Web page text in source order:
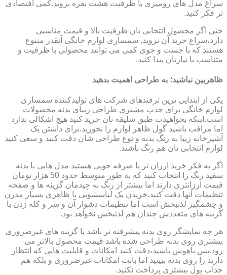
سراغ مدل های رومیزی با ظرفیت هشت نفره بروید.کمی اقتصادی
تر فکر کنید.
حتی اگر محصول انتخابی تان ظرفیت بالا و قیمت مناسبی
دارد،سراغ خرید آن نروید. سمساری لوازم خانگی آنقدر متنوع
هستند که با جست و جوی کمی می توانید محصولی با ظرفیت و
متناسب با نیازتان پیدا کنید.
ظاهربین نباشید؛ به طراحی اهمیت بدهید
یکی از ابتدایی ترین ترفندهای شرکت های تولیدکننده سمساری
لوازم خانگی برای جذب مشتری طراحی زیبای بدنه محصولات
است.اینکه بخواهیدت طبق سلیقه تان خرید کنید هیچ اشکالی ندارد
اما مراقب باشید گول ظاهر لوازم را نخورید.برای داشتن یک
آشپزخانه زیبا به رنگ بدنه و نوع طراحی شان دقت کنید و سعی کنید
لوازم انتخابی تان هم رنگ باشند.
اگر به فکر خرید ارزان تر یا صرفه جویی هستید مدل هایی با بدنه
سفید رنگ را انتخاب کنید که به طور متوسط حدود 50 هزار تومان
قیمت ارزانتری دارند اما بیشتر از رنگ به چیدمان گزینه ها و صفحه
تنظیمات آنها دقت کنید.خریدن یک لباسشویی با ظاهری بسیار مدرن
و چشمگیر لذتبخش است اما تنظیمات دشوار آن و سر و کله زدن با
گزینه های متعددش چندان هم لذتبخش نخواهد بود.
هر چه نمایشگر روی بدنه پیشرفته تر باشد یا گزینه های غیرضروری
بیشتری روی بدنه طراحی شده باشد قیمت محصول بالاتر می
رود.پس باهوش باشید،دقت کنید امکانات و قابلیت هایی که انتظار
دارید را روی بدنه ببینید اما بابت امکانات غیرضروری و بلکه هم
جذاب پول بیشتری پرداخت نکنید.